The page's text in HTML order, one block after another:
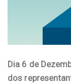
Dia 6 de
dos